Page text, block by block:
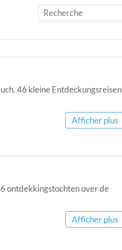
46 kleine Entdeckungsreisen
Afficher plus
ontdekkingstochten over de
Afficher plus